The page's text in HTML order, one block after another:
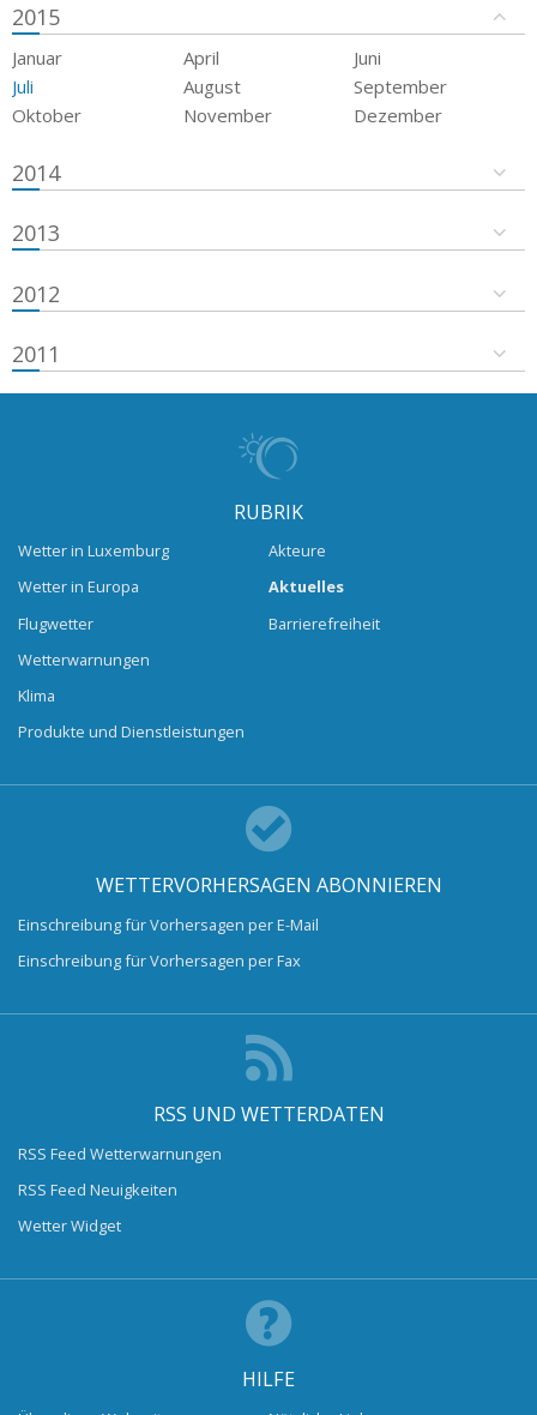
2015
Januar April
Juni
Juli
August
September
Oktober
November Dezember
2014
2013
2012
2011
RUBRIK
Wetter in Luxemburg
Wetter in Europa
Flugwetter
Wetterwarnungen
Klima
Produkte und Dienstleistungen
Akteure
Aktuelles
Barrierefreiheit
WETTERVORHERSAGEN ABONNIEREN
Einschreibung für Vorhersagen per E-Mail
Einschreibung für Vorhersagen per Fax
RSS UND WETTERDATEN
RSS Feed Wetterwarnungen
RSS Feed Neuigkeiten
Wetter Widget
HILFE